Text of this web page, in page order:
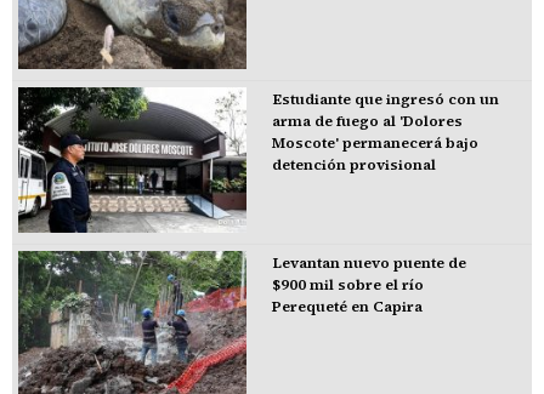
Estudiante que ingresó con un
arma de fuego al 'Dolores
Moscote' permanecerá bajo
detención provisional
Levantan nuevo puente de
$900 mil sobre el río
Perequeté en Capira